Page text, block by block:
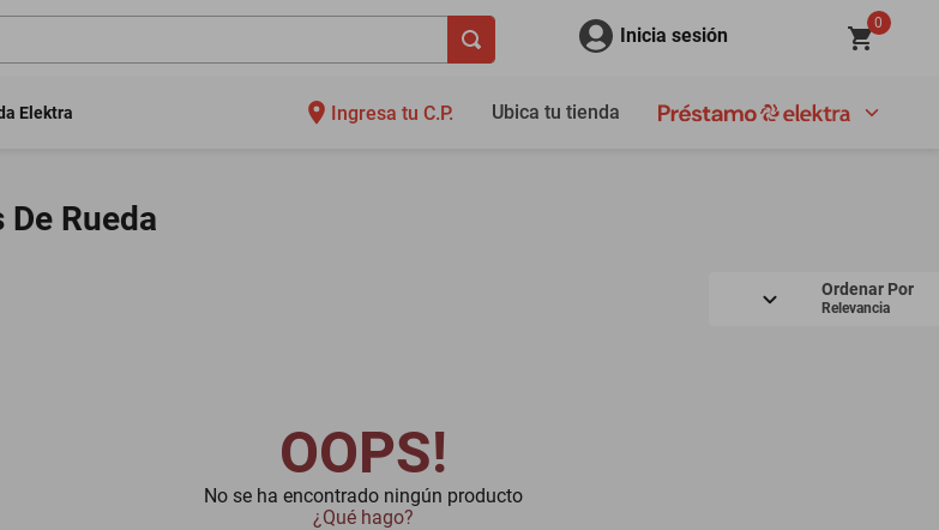
Inicia sesión
0
Elektra Ingresa tu C.P. Ubica tu tienda
Rueda
Ordenar Por
Relevancia
OOPS!
No se ha encontrado ningún producto
¿Qué hago?